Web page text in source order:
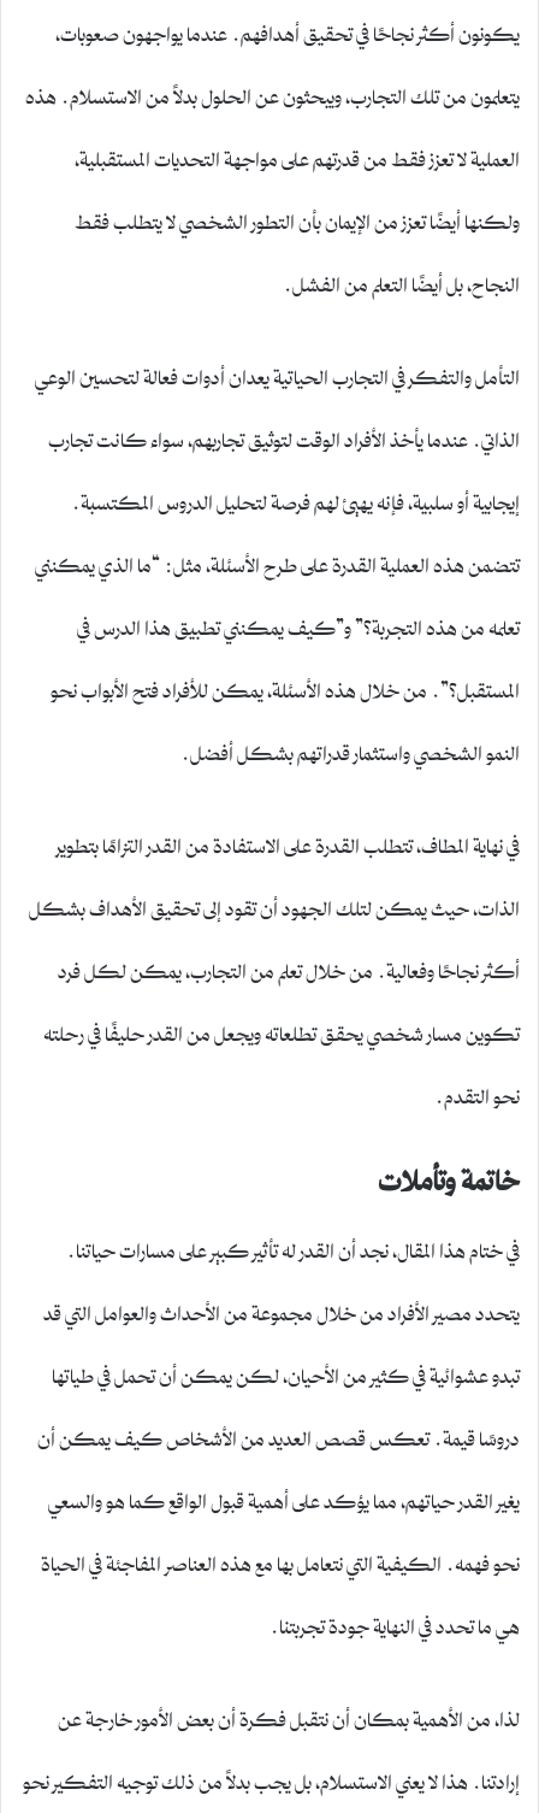
يكونون أكثر نجاحًا في تحقيق أهدافهم. عندما يواجهون صعوبات،
يتعلمون من تلك التجارب، ويبحثون عن الحلول بدلاً من الاستسلام. هذه
العملية لا تعزز فقط من قدرتهم على مواجهة التحديات المستقبلية،
ولكنها أيضًا تعزز من الإيمان بأن التطور الشخصي لا يتطلب فقط
النجاح، بل أيضًا التعلم من الفشل.
التأمل والتفكر في التجارب الحياتية يعدان أدوات فعالة لتحسين الوعي
الذاتي. عندما يأخذ الأفراد الوقت لتوثيق تجاربهم، سواء كانت تجارب
إيجابية أو سلبية، فإنه يهيئ لهم فرصة لتحليل الدروس المكتسبة.
تتضمن هذه العملية القدرة على طرح الأسئلة، مثل: “ما الذي يمكنني
تعلمه من هذه التجربة؟” و”كيف يمكنني تطبيق هذا الدرس في
المستقبل؟”. من خلال هذه الأسئلة، يمكن للأفراد فتح الأبواب نحو
النمو الشخصي واستثمار قدراتهم بشكل أفضل.
في نهاية المطاف، تتطلب القدرة على الاستفادة من القدر التزامًا بتطوير
الذات، حيث يمكن لتلك الجهود أن تقود إلى تحقيق الأهداف بشكل
أكثر نجاحًا وفعالية. من خلال تعلم من التجارب، يمكن لكل فرد
تكوين مسار شخصي يحقق تطلعاته ويجعل من القدر حليفًا في رحلته
نحو التقدم.
خاتمة وتأملات
في ختام هذا المقال، نجد أن القدر له تأثير كبير على مسارات حياتنا.
يتحدد مصير الأفراد من خلال مجموعة من الأحداث والعوامل التي قد
تبدو عشوائية في كثير من الأحيان، لكن يمكن أن تحمل في طياتها
دروسًا قيمة. تعكس قصص العديد من الأشخاص كيف يمكن أن
يغير القدر حياتهم، مما يؤكد على أهمية قبول الواقع كما هو والسعي
نحو فهمه. الكيفية التي نتعامل بها مع هذه العناصر المفاجئة في الحياة
هي ما تحدد في النهاية جودة تجربتنا.
لذا، من الأهمية بمكان أن نتقبل فكرة أن بعض الأمور خارجة عن
إرادتنا. هذا لا يعني الاستسلام، بل يجب بدلاً من ذلك توجيه التفكير نحو